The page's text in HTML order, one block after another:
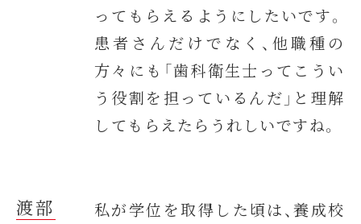
ってもらえるようにしたいです。
患者さんだけでなく、他職種の
方々にも「歯科衛生士ってこうい
う役割を担っているんだ」と理解
してもらえたらうれしいですね。
渡部
私が学位を取得した頃は、養成校